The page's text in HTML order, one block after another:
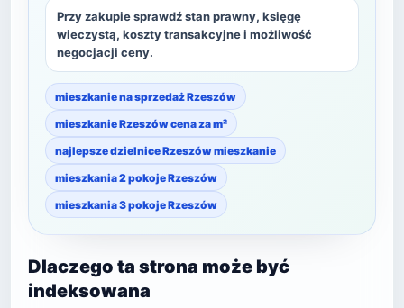
Przy zakupie sprawdź stan prawny, księgę
wieczystą, koszty transakcyjne i możliwość
negocjacji ceny.
mieszkanie na sprzedaż Rzeszów
mieszkanie Rzeszów cena za m²
najlepsze dzielnice Rzeszów mieszkanie
mieszkania 2 pokoje Rzeszów
mieszkania 3 pokoje Rzeszów
Dlaczego ta strona może być
indeksowana